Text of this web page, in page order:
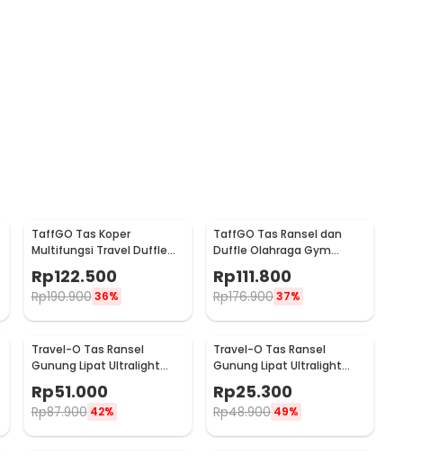
TaffGO Tas Koper
Multifungsi Travel Duffle
Concept Eyes - D30
Rp122.500
Rp190.900 36%
TaffGO Tas Ransel dan
Duffle Olahraga Gym
Fitness Bag 2in1 Polyester -
T90
Rp111.800
Rp176.90037%
Travel-O Tas Ransel
Gunung Lipat Ultralight
LC19
Rp51.000
Rp87.900 42%
Travel-O Tas Ransel
Gunung Lipat Ultralight
Backpack Waterproof -
LC21
Rp25.300
Rp48.900 49%